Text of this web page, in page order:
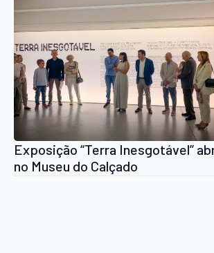
Exposição “Terra Inesgotável”
no Museu do Calçado